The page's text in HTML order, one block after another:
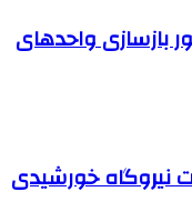
بازسازی واحدهای
خورشیدی